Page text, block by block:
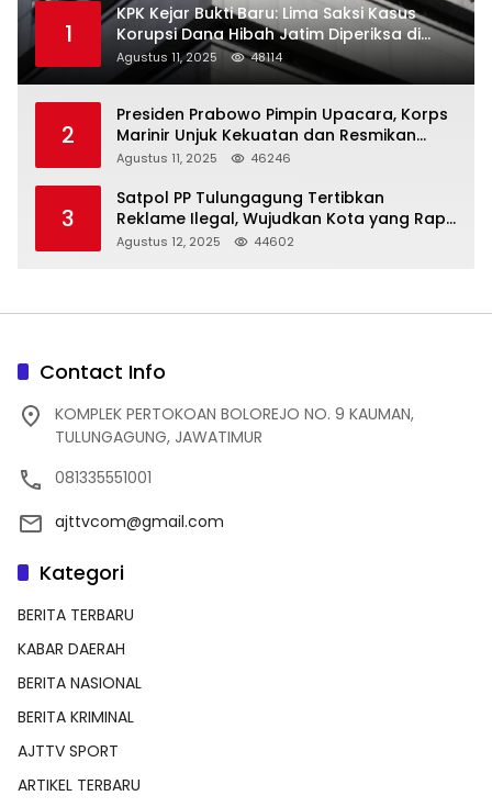
1
KPK Kejar Bukti Baru: Lima Saksi Kasus
Korupsi Dana Hibah Jatim Diperiksa di
Trenggalek
Agustus 11, 2025 48114
2
Presiden Prabowo Pimpin Upacara, Korps
Marinir Unjuk Kekuatan dan Resmikan
Struktur Baru
Agustus 11, 2025 46246
3
Satpol PP Tulungagung Tertibkan
Reklame Ilegal, Wujudkan Kota yang Rapi
dan Indah
Agustus 12, 2025 44602
Contact Info
KOMPLEK PERTOKOAN BOLOREJO NO. 9 KAUMAN,
TULUNGAGUNG, JAWATIMUR
081335551001
ajttvcom@gmail.com
Kategori
BERITA TERBARU
KABAR DAERAH
BERITA NASIONAL
BERITA KRIMINAL
AJTTV SPORT
ARTIKEL TERBARU